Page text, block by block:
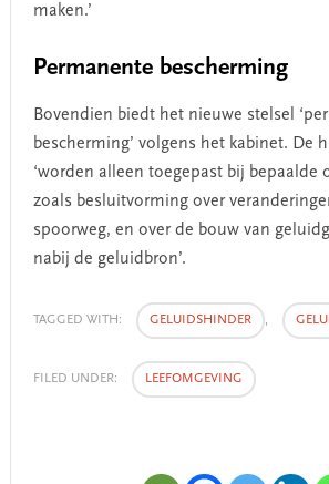
maken.’
Permanente bescherming
Bovendien biedt het nieuwe stelsel
bescherming’ volgens het kabinet. De
‘worden alleen toegepast bij bepaalde
zoals besluitvorming over
spoorweg, en over de bouw van
nabij de geluidbron’.
TAGGED WITH: GELUIDSHINDER ,
FILED UNDER: LEEFOMGEVING